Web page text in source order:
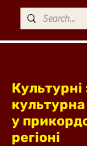
Культурні
культурна
у
регіоні